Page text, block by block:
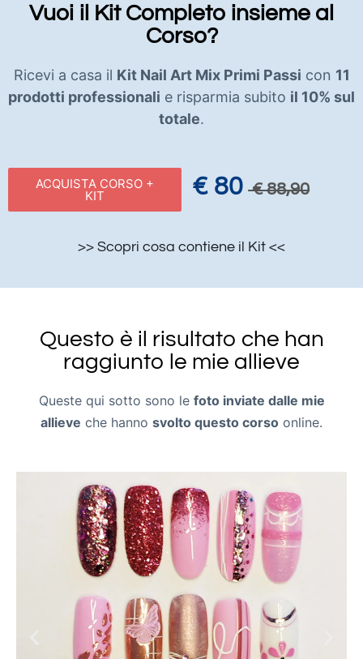
Vuoi il Kit Completo insieme al
Corso?
Ricevi a casa il Kit Nail Art Mix Primi Passi con 11
prodotti professionali e risparmia subito il 10% sul
totale.
ACQUISTA CORSO +
KIT € 80 € 88,90
>> Scopri cosa contiene il Kit <<
Questo è il risultato che han
raggiunto le mie allieve
Queste qui sotto sono le foto inviate dalle mie
allieve che hanno svolto questo corso online.